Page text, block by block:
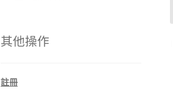
其他操作
註冊